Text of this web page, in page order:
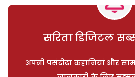
सरिता डिजिटल
अपनी पसंदीदा कहानियां और